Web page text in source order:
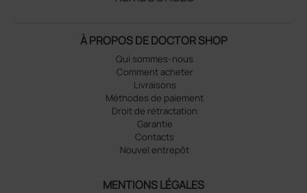
À PROPOS DE DOCTOR SHOP
Qui sommes-nous
Comment acheter
Livraisons
Méthodes de paiement
Droit de rétractation
Garantie
Contacts
Nouvel entrepôt
MENTIONS LÉGALES